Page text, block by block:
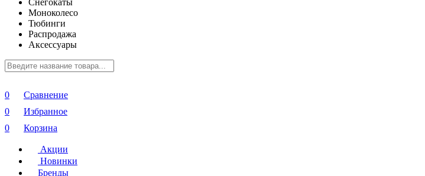
Снегокаты
Моноколесо
Тюбинги
Распродажа
Аксессуары
0
Сравнение
0
Избранное
0
Корзина
Акции
Новинки
Бренды